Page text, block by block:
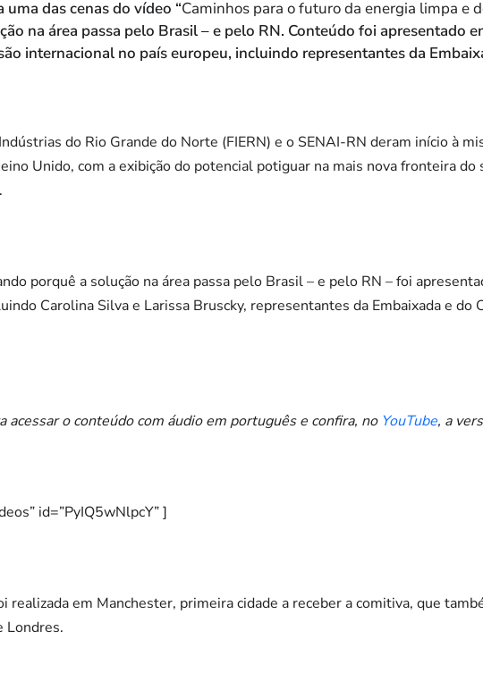
das cenas do vídeo “Caminhos para o futuro da energia limpa e
na área passa pelo Brasil – e pelo RN. Conteúdo foi apresentado
internacional no país europeu, incluindo representantes da
do Rio Grande do Norte (FIERN) e o SENAI-RN deram início à
Unido, com a exibição do potencial potiguar na mais nova fronteira
porquê a solução na área passa pelo Brasil – e pelo RN – foi
Carolina Silva e Larissa Bruscky, representantes da Embaixada e do
acessar o conteúdo com áudio em português e confira, no YouTube, a
id=”PyIQ5wNlpcY” ]
realizada em Manchester, primeira cidade a receber a comitiva, que
Londres.